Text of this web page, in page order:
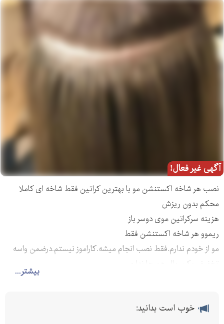
آگهی غیر فعال!
بیشتر...
نصب هر شاخه اکستنشن مو با بهترین کراتین فقط شاخه ای کاملا
محکم بدون ریزش
هزینه سرکراتین موی دوسر باز
ریموو هر شاخه اکستنشن فقط
مو از خودم ندارم.فقط نصب انجام میشه.کاراموز نیستم.درضمن واسه
خوب است بدانید: